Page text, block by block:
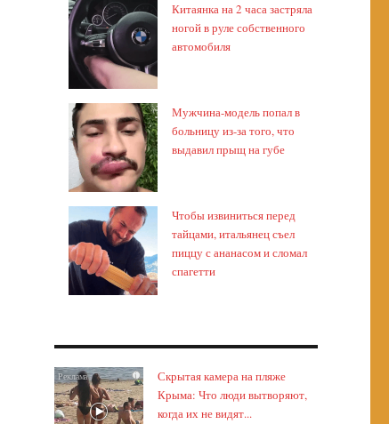
Китаянка на 2 часа застряла
ногой в руле собственного
автомобиля
Мужчина-модель попал в
больницу из-за того, что
выдавил прыщ на губе
Чтобы извиниться перед
тайцами, итальянец съел
пиццу с ананасом и сломал
спагетти
i
Скрытая камера на пляже
Крыма: Что люди вытворяют,
когда их не видят...